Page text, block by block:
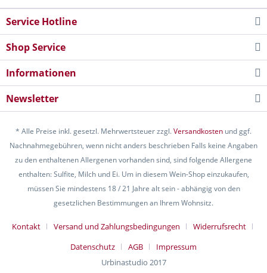
Service Hotline
Shop Service
Informationen
Newsletter
* Alle Preise inkl. gesetzl. Mehrwertsteuer zzgl.Versandkosten und ggf.
Nachnahmegebühren, wenn nicht anders beschrieben Falls keine Angaben
zu den enthaltenen Allergenen vorhanden sind, sind folgende Allergene
enthalten: Sulfite, Milch und Ei. Um in diesem Wein-Shop einzukaufen,
müssen Sie mindestens 18 / 21 Jahre alt sein - abhängig von den
gesetzlichen Bestimmungen an Ihrem Wohnsitz.
Kontakt Versand und Zahlungsbedingungen
Widerrufsrecht
Datenschutz
AGB
Impressum
Urbinastudio 2017